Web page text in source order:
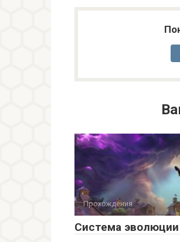
Прохождения
Система